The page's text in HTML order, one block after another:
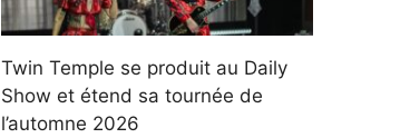
Twin Temple se produit au Daily
Show et étend sa tournée de
l’automne 2026